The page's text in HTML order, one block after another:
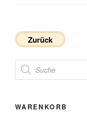
Zurück
Products
search
WARENKORB